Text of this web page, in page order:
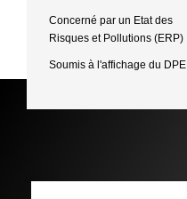
Concerné par un Etat des
Risques et Pollutions (ERP)
Soumis à l'affichage du DPE